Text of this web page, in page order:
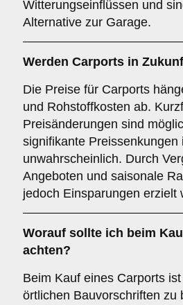
Witterungseinflüssen und
Alternative zur Garage.
Werden Carports in
Die Preise für Carports
und Rohstoffkosten ab.
Preisänderungen sind
signifikante Preissenkungen
unwahrscheinlich. Durch
Angeboten und saisonale
jedoch Einsparungen erzielt
Worauf sollte ich beim
achten?
Beim Kauf eines Carports
örtlichen Bauvorschriften zu